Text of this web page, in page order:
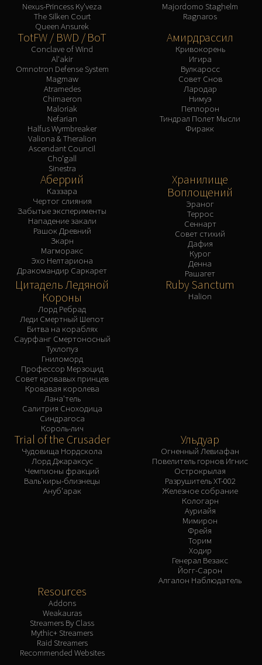
Nexus-Princess Ky'veza
The Silken Court
Queen Ansurek
Majordomo Staghelm
Ragnaros
TotFW / BWD / BoT
Conclave of Wind
Al'akir
Omnotron Defense System
Magmaw
Atramedes
Chimaeron
Maloriak
Nefarian
Halfus Wyrmbreaker
Valiona & Theralion
Ascendant Council
Cho'gall
Sinestra
Амирдрассил
Кривокорень
Игира
Вулкаросс
Совет Снов
Лародар
Нимуэ
Пеплорон
Тиндрал Полет Мысли
Фиракк
Аберрий
Каззара
Чертог слияния
Забытые эксперименты
Нападение закали
Рашок Древний
Зкарн
Магморакс
Эхо Нелтариона
Дракомандир Саркарет
Хранилище
Воплощений
Эраног
Террос
Сеннарт
Совет стихий
Дафия
Курог
Денна
Рашагет
Цитадель Ледяной
Короны
Лорд Ребрад
Леди Смертный Шепот
Битва на кораблях
Саурфанг Смертоносный
Тухлопуз
Гниломорд
Профессор Мерзоцид
Совет кровавых принцев
Кровавая королева
Лана'тель
Салитрия Сноходица
Синдрагоса
Король-лич
Ruby Sanctum
Halion
Trial of the Crusader
Чудовища Нордскола
Лорд Джараксус
Чемпионы фракций
Валь'киры-близнецы
Ануб'арак
Ульдуар
Огненный Левиафан
Повелитель горнов Игнис
Острокрылая
Разрушитель XT-002
Железное собрание
Кологарн
Ауриайя
Мимирон
Фрейя
Торим
Ходир
Генерал Везакс
Йогг-Сарон
Алгалон Наблюдатель
Resources
Addons
Weakauras
Streamers By Class
Mythic+ Streamers
Raid Streamers
Recommended Websites